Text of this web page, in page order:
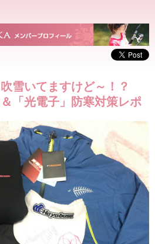
雪いてますけど～！？
「光電子」防寒対策レポ